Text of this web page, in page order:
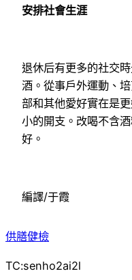
安排社會生涯
退休后有更多的社交
酒。從事戶外運動、
部和其他愛好實在是
小的開支。改喝不含
好。
編譯/于霞
供膳健檢
TC:senho2ai2l